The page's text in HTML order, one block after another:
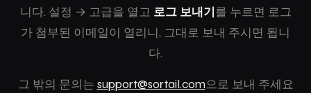
니다. 설정 → 고급을 열고 로그 보내기 를 누르면 로그
가 첨부된 이메일이 열리니, 그대로 보내 주시면 됩니
다.
그 밖의 문의는 support@sortail.com으로 보내 주세요